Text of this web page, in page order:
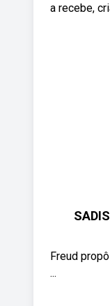
a recebe,
Freud
...